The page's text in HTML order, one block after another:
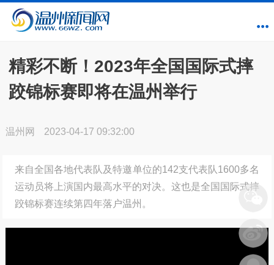
精彩不断！2023年全国国际式摔
跤锦标赛即将在温州举行
温州网 2023-04-17 09:32:00
来自全国各地代表队及特邀单位的142支代表队1600多名
运动员将上演国内最高水平的对决。这也是全国国际式摔
跤锦标赛连续第四年落户温州。